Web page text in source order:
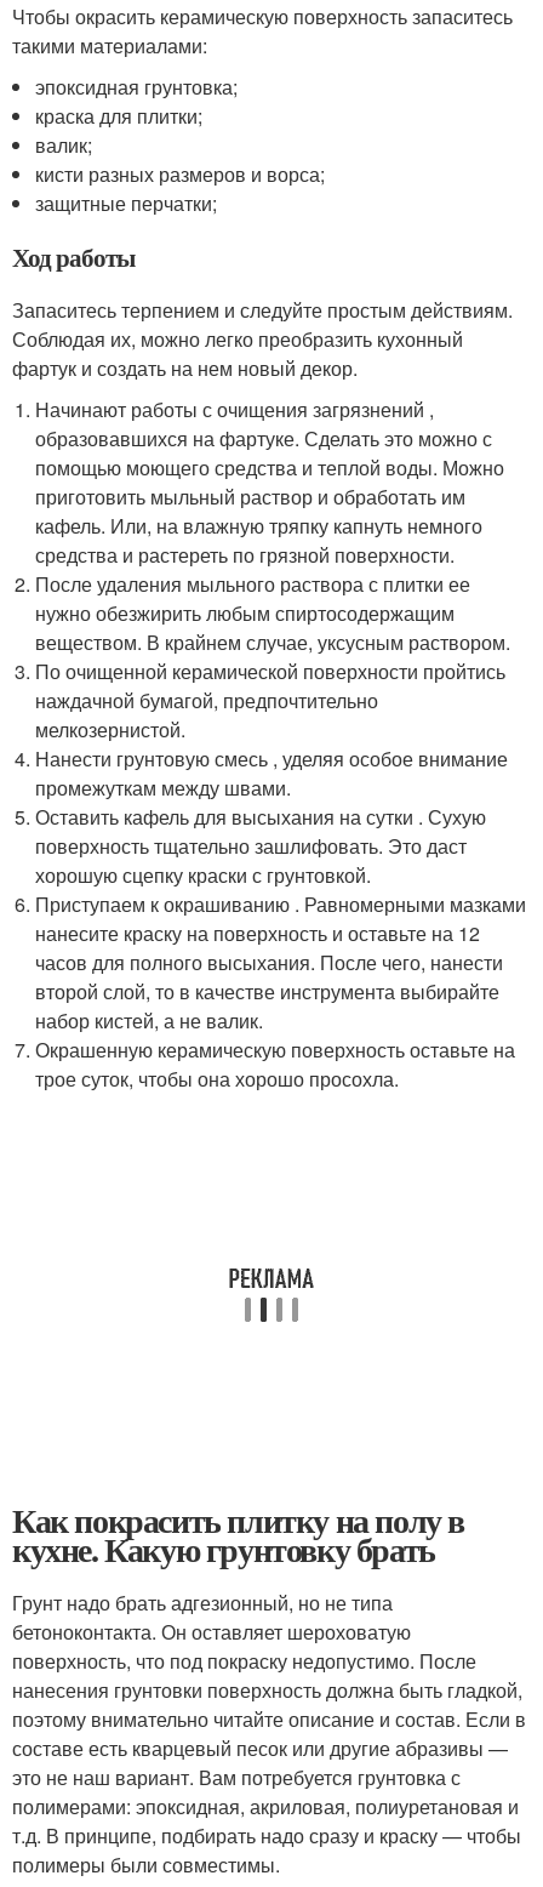
Чтобы окрасить керамическую поверхность запаситесь
такими материалами:
эпоксидная грунтовка;
краска для плитки;
валик;
кисти разных размеров и ворса;
защитные перчатки;
Ход работы
Запаситесь терпением и следуйте простым действиям.
Соблюдая их, можно легко преобразить кухонный
фартук и создать на нем новый декор.
Начинают работы с очищения загрязнений ,
образовавшихся на фартуке. Сделать это можно с
помощью моющего средства и теплой воды. Можно
приготовить мыльный раствор и обработать им
кафель. Или, на влажную тряпку капнуть немного
средства и растереть по грязной поверхности.
После удаления мыльного раствора с плитки ее
нужно обезжирить любым спиртосодержащим
веществом. В крайнем случае, уксусным раствором.
По очищенной керамической поверхности пройтись
наждачной бумагой, предпочтительно
мелкозернистой.
Нанести грунтовую смесь , уделяя особое внимание
промежуткам между швами.
Оставить кафель для высыхания на сутки . Сухую
поверхность тщательно зашлифовать. Это даст
хорошую сцепку краски с грунтовкой.
Приступаем к окрашиванию . Равномерными мазками
нанесите краску на поверхность и оставьте на 12
часов для полного высыхания. После чего, нанести
второй слой, то в качестве инструмента выбирайте
набор кистей, а не валик.
Окрашенную керамическую поверхность оставьте на
трое суток, чтобы она хорошо просохла.
Как покрасить плитку на полу в
кухне. Какую грунтовку брать
Грунт надо брать адгезионный, но не типа
бетоноконтакта. Он оставляет шероховатую
поверхность, что под покраску недопустимо. После
нанесения грунтовки поверхность должна быть гладкой,
поэтому внимательно читайте описание и состав. Если в
составе есть кварцевый песок или другие абразивы —
это не наш вариант. Вам потребуется грунтовка с
полимерами: эпоксидная, акриловая, полиуретановая и
т.д. В принципе, подбирать надо сразу и краску — чтобы
полимеры были совместимы.